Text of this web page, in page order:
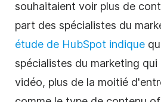
souhaitaient voir plus de
part des spécialistes du
étude de HubSpot indique
spécialistes du marketing
vidéo, plus de la moitié